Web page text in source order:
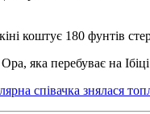
коштує 180 фунтів
яка перебуває на
співачка знялася